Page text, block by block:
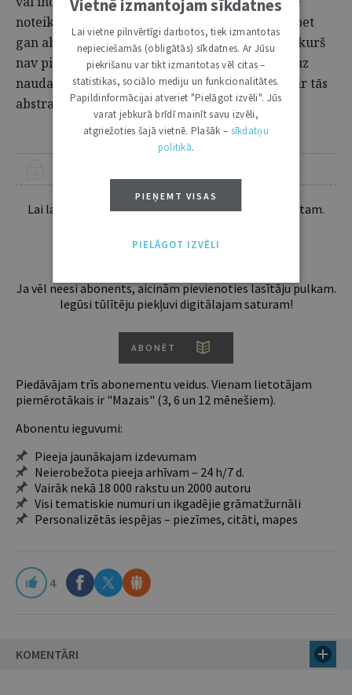
noteikta īpašuma var vai vajag varēt pierādīt, bet
gan abstrakts, aprēķināms vērtības prasījums, kurš
nav pieskaitāms pie īpašuma",
9 tiek norādīts uz
naudas īpašo statusu, kuras viena no pazīmēm ir tās
abstraktums.
Lai lasītu šo rakstu tālāk, Tev jābūt žurnāla abonentam.
Ja vēl neesi abonents, aicinām pievienoties lasītāju pulkam.
Iegūsi tūlītēju piekļuvi digitālajam saturam!
ABONĒT
Piedāvājam trīs abonementu veidus. Vienam lietotājam
piemērotākais ir "Mazais" (3, 6 un 12 mēnešiem).
Abonentu ieguvumi:
Pieeja jaunākajam izdevumam
Neierobežota pieeja arhīvam – 24 h/7 d.
Vairāk nekā 18 000 rakstu un 2000 autoru
Visi tematiskie numuri un ikgadējie grāmatžurnāli
Personalizētās iespējas – piezīmes, citāti, mapes
4
KOMENTĀRI
Vietnē izmantojam sīkdatnes
Lai vietne pilnvērtīgi darbotos, tiek izmantotas
nepieciešamās (obligātās) sīkdatnes. Ar Jūsu
piekrišanu var tikt izmantotas vēl citas –
statistikas, sociālo mediju un funkcionalitātes.
Papildinformācijai atveriet "Pielāgot izvēli". Jūs
varat jebkurā brīdī mainīt savu izvēli,
atgriežoties šajā vietnē. Plašāk – sīkdatņu
politikā.
PIEŅEMT VISAS
PIELĀGOT IZVĒLI